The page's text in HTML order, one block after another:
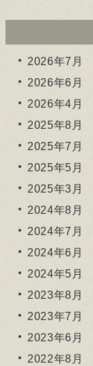
2026年7月
2026年6月
2026年4月
2025年8月
2025年7月
2025年5月
2025年3月
2024年8月
2024年7月
2024年6月
2024年5月
2023年8月
2023年7月
2023年6月
2022年8月